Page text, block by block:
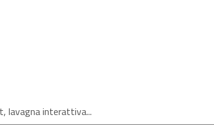
lavagna interattiva...